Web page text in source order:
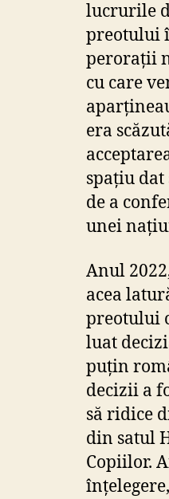
lucrurile
preotului
perorații
cu care
era
spațiu dat
de a
unei
Anul
acea
preotului
luat
puțin
decizii a
să ridice
din satul
Copiilor.